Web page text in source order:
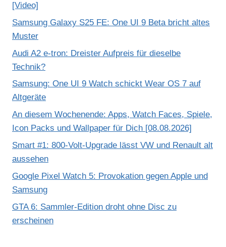
[Video]
Samsung Galaxy S25 FE: One UI 9 Beta bricht altes
Muster
Audi A2 e-tron: Dreister Aufpreis für dieselbe
Technik?
Samsung: One UI 9 Watch schickt Wear OS 7 auf
Altgeräte
An diesem Wochenende: Apps, Watch Faces, Spiele,
Icon Packs und Wallpaper für Dich [08.08.2026]
Smart #1: 800-Volt-Upgrade lässt VW und Renault alt
aussehen
Google Pixel Watch 5: Provokation gegen Apple und
Samsung
GTA 6: Sammler-Edition droht ohne Disc zu
erscheinen